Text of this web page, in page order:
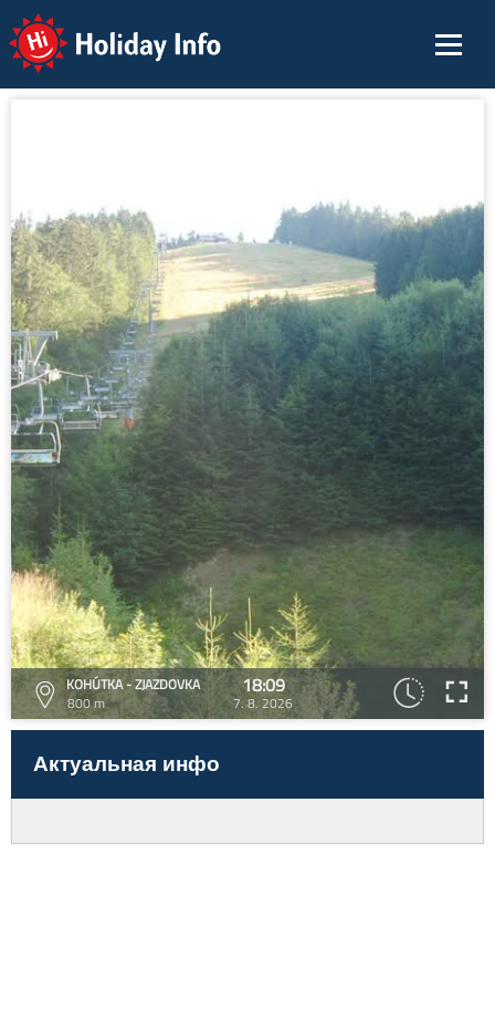
Holiday Info
KOHÚTKA - ZJAZDOVKA
800 m
18:09
7. 8. 2026
Актуальная инфо